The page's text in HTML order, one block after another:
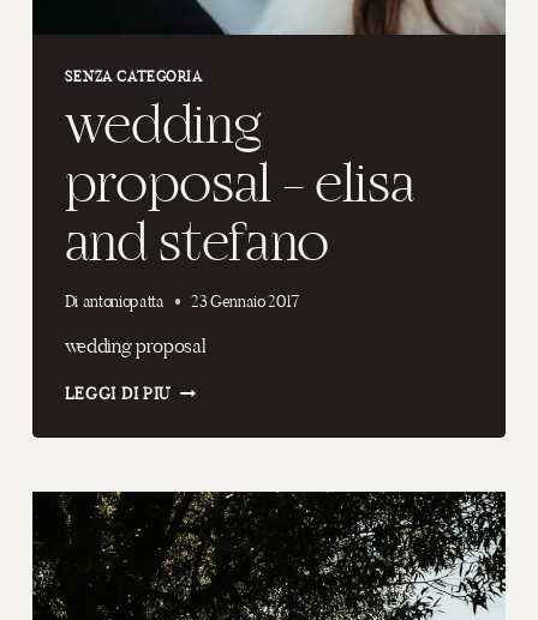
SENZA CATEGORIA
wedding
proposal – elisa
and stefano
Di antoniopatta 23 Gennaio 2017
wedding proposal
LEGGI DI PIÙWEDDING
STEFANO